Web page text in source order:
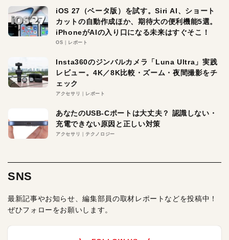
iOS 27（ベータ版）を試す。Siri AI、ショート
カットの自動作成ほか、期待大の便利機能5選。
iPhoneがAIの入り口になる未来はすぐそこ！
OS レポート
Insta360のジンバルカメラ「Luna Ultra」実践
レビュー。4K／8K比較・ズーム・夜間撮影をチ
ェック
アクセサリ レポート
あなたのUSB-Cポートは大丈夫？ 認識しない・
充電できない原因と正しい対策
アクセサリ テクノロジー
SNS
最新記事やお知らせ、編集部員の取材レポートなどを投稿中！
ぜひフォローをお願いします。